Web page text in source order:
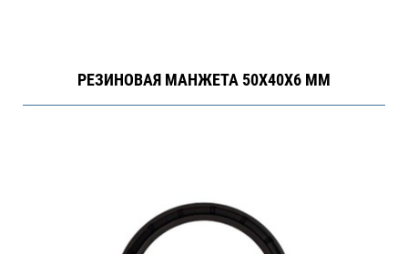
РЕЗИНОВАЯ МАНЖЕТА 50Х40Х6 ММ